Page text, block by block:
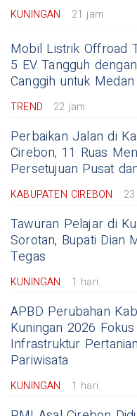
KUNINGAN 21 jam
Mobil Listrik Offroad
5 EV Tangguh
Canggih untuk
TREND 22 jam
Perbaikan Jalan di
Cirebon, 11 Ruas
Persetujuan Pusat
KABUPATEN CIREBON
Tawuran Pelajar di
Sorotan, Bupati Dian
Tegas
KUNINGAN 1 hari
APBD Perubahan
Kuningan 2026
Infrastruktur
Pariwisata
KUNINGAN 1 hari